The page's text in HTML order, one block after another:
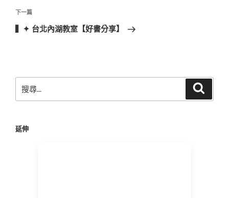
章
下
一
下一篇
▍✦ 台北內湖教室【好書分享】
尋
字:
延伸